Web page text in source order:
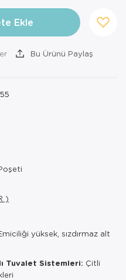
Ekle
Bu Ürünü Paylaş
)
yüksek, sızdırmaz alt
Tuvalet Sistemleri: Çitli